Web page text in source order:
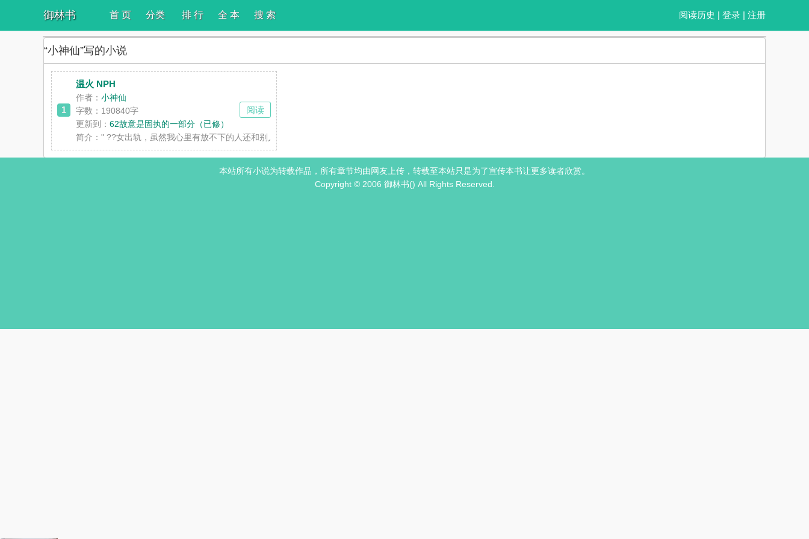
御林书 阅读历史 | 登录 | 注册
首 页 分类 排 行 全 本 搜 索
“小神仙”写的小说
1
温火 NPH
作者： 小神仙
字数：190840字
更新到： 62故意是固执的一部分（已修）
简介： " ??女出轨，虽然我心里有放不下的人还和别人结婚，结婚后又出轨，但我是个老实的好女人啊！杉济岚没办法忘记白玉，却还是选择跟一个和他毫不相像的人结婚了。?这是一个披着恶
阅读
本站所有小说为转载作品，所有章节均由网友上传，转载至本站只是为了宣传本书让更多读者欣赏。
Copyright © 2006 御林书() All Rights Reserved.